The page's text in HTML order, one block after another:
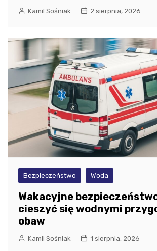
Kamil Sośniak 2 sierpnia, 2026
Bezpieczeństwo Woda
Wakacyjne
cieszyć się wodnymi
obaw
Kamil Sośniak 1 sierpnia, 2026